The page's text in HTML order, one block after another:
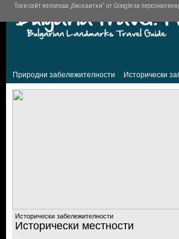
Природни забележителности Исторически
Исторически забележителности
Исторически местности
Този сайт използва „бисквитки“ от Google за